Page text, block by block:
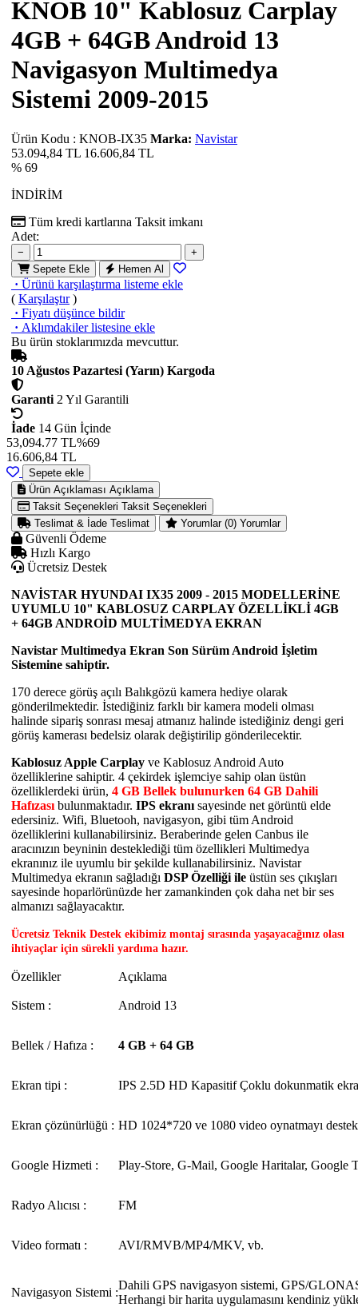
KNOB 10" Kablosuz Carplay
4GB + 64GB Android 13
Navigasyon Multimedya
Sistemi 2009-2015
Ürün Kodu : KNOB-IX35 Marka: Navistar
53.094,84 TL 16.606,84 TL
% 69
İNDİRİM
Tüm kredi kartlarına Taksit imkanı
Adet:
−
+
Sepete Ekle
Hemen Al
· Ürünü karşılaştırma listeme ekle
( Karşılaştır)
· Fiyatı düşünce bildir
· Aklımdakiler listesine ekle
Bu ürün stoklarımızda mevcuttur.
10 Ağustos Pazartesi (Yarın) Kargoda
Garanti 2 Yıl Garantili
İade 14 Gün İçinde
53,094.77 TL%69
16.606,84 TL
Sepete ekle
Ürün Açıklaması Açıklama
Taksit Seçenekleri Taksit Seçenekleri
Teslimat & İade Teslimat Yorumlar (0) Yorumlar
Güvenli Ödeme
Hızlı Kargo
Ücretsiz Destek
NAVİSTAR HYUNDAI IX35 2009 - 2015 MODELLERİNE
UYUMLU 10" KABLOSUZ CARPLAY ÖZELLİKLİ 4GB
+ 64GB ANDROİD MULTİMEDYA EKRAN
Navistar Multimedya Ekran Son Sürüm Android İşletim
Sistemine sahiptir.
170 derece görüş açılı Balıkgözü kamera hediye olarak
gönderilmektedir. İstediğiniz farklı bir kamera modeli olması
halinde sipariş sonrası mesaj atmanız halinde istediğiniz dengi geri
görüş kamerası bedelsiz olarak değiştirilip gönderilecektir.
Kablosuz Apple Carplay ve Kablosuz Android Auto
özelliklerine sahiptir. 4 çekirdek işlemciye sahip olan üstün
özelliklerdeki ürün, 4 GB Bellek bulunurken 64 GB Dahili
Hafızası bulunmaktadır. IPS ekranı sayesinde net görüntü elde
edersiniz. Wifi, Bluetooh, navigasyon, gibi tüm Android
özelliklerini kullanabilirsiniz. Beraberinde gelen Canbus ile
aracınızın beyninin desteklediği tüm özellikleri Multimedya
ekranınız ile uyumlu bir şekilde kullanabilirsiniz. Navistar
Multimedya ekranın sağladığı DSP Özelliği ile üstün ses çıkışları
sayesinde hoparlörünüzde her zamankinden çok daha net bir ses
almanızı sağlayacaktır.
Ücretsiz Teknik Destek ekibimiz montaj sırasında yaşayacağınız olası
ihtiyaçlar için sürekli yardıma hazır.
Özellikler Açıklama
Sistem : Android 13
Bellek / Hafıza : 4 GB + 64 GB
Ekran tipi : IPS 2.5D HD Kapasitif Çoklu dokunmatik
Ekran çözünürlüğü : HD 1024*720 ve 1080 video oynatmayı
Google Hizmeti : Play-Store, G-Mail, Google Haritalar, Google
Radyo Alıcısı : FM
Video formatı : AVI/RMVB/MP4/MKV, vb.
Navigasyon Sistemi :
Dahili GPS navigasyon sistemi, GPS/
Herhangi bir harita uygulamasını kendiniz